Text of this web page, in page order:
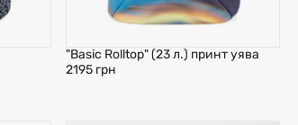
"Basic Rolltop" (23 л.) принт уява
2195 грн